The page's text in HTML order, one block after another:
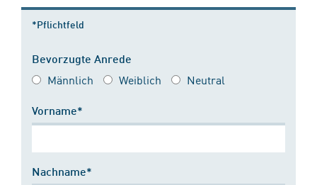
*Pflichtfeld
Bevorzugte Anrede
Männlich Weiblich Neutral
Vorname*
Nachname*